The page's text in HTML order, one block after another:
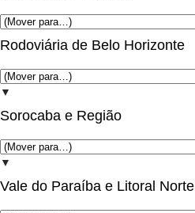
Rodoviária de Belo Horizonte
▼
Sorocaba e Região
▼
Vale do Paraíba e Litoral Norte